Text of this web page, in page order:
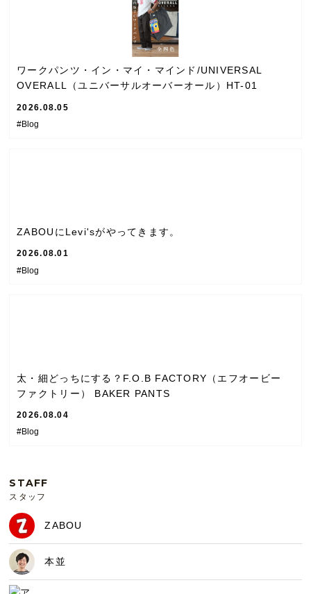
ワークパンツ・イン・マイ・マインド/UNIVERSAL
OVERALL（ユニバーサルオーバーオール）HT-01
2026.08.05
#Blog
ZABOUにLevi'sがやってきます。
2026.08.01
#Blog
太・細どっちにする？F.O.B FACTORY（エフオービー
ファクトリー） BAKER PANTS
2026.08.04
#Blog
STAFF
スタッフ
ZABOU
本並